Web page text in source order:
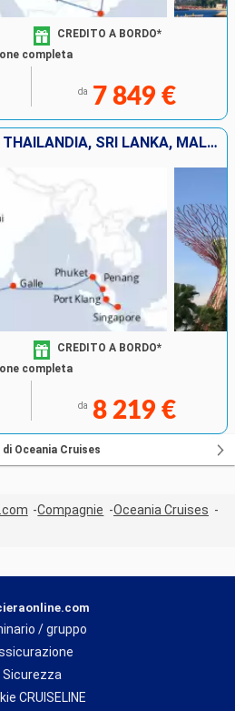
CREDITO A BORDO*
completa
da 7 849 €
SINGAPORE, MALESIA, THAILANDIA, SRI LANKA, MALDIVE, INDIA, EMIRATI ARABI UNITI, QATAR
CREDITO A BORDO*
completa
da 8 219 €
Oceania Cruises
Compagnie
Oceania Cruises
/ gruppo
Sicurezza
CRUISELINE